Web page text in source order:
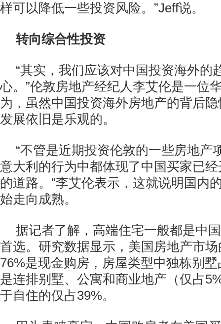
样可以降低一些投资风险。”Jeff说。
转向综合性投资
“其实，我们应该对中国投资海外的
心。”伦敦房地产经纪人李艾伦是一位
为，虽然中国投资海外房地产的背后
发展依旧是乐观的。
“不管是近期投资伦敦的一些房地产
意大利的行为中都体现了中国买家已
的道路。”李艾伦表示，这就说明国内
始走向成熟。
据记者了解，高端住宅一般都是中
首选。研究数据显示，美国房地产市
76%是现金购房，房屋类型中独栋别
是连排别墅、公寓和商业地产（仅占
于自住的仅占39%。